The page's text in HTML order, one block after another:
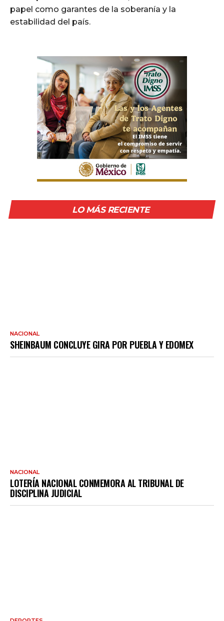
papel como garantes de la soberanía y la
estabilidad del país.
LO MÁS RECIENTE
NACIONAL
SHEINBAUM CONCLUYE GIRA POR PUEBLA Y EDOMEX
NACIONAL
LOTERÍA NACIONAL CONMEMORA AL TRIBUNAL DE
DISCIPLINA JUDICIAL